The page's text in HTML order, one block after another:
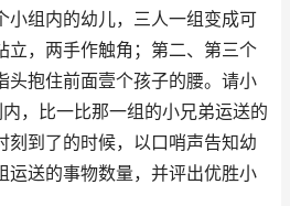
小组内的幼儿，三人一组变成可
立，两手作触角；第二、第三个
头抱住前面壹个孩子的腰。请小
，比一比那一组的小兄弟运送的
刻到了的时候，以口哨声告知幼
运送的事物数量，并评出优胜小